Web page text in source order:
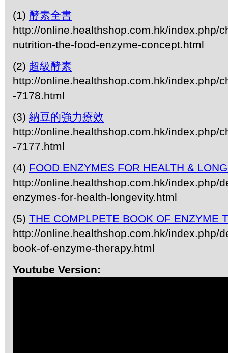
(1) 酵素全書
http://online.healthshop.com.hk/index.php/
nutrition-the-food-enzyme-concept.html
(2) 超級酵素
http://online.healthshop.com.hk/index.php/
-7178.html
(3) 納豆的強力療效
http://online.healthshop.com.hk/index.php/
-7177.html
(4) FOOD ENZYMES FOR HEALTH &
http://online.healthshop.com.hk/index.php/
enzymes-for-health-longevity.html
(5) THE COMPLPETE BOOK OF ENZYME
http://online.healthshop.com.hk/index.php/
book-of-enzyme-therapy.html
Youtube Version: